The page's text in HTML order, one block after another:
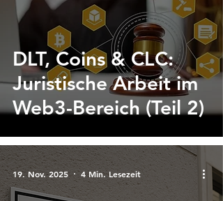
DLT, Coins & CLC:
Juristische Arbeit im
Web3-Bereich (Teil 2)
19. Nov. 2025 4 Min. Lesezeit